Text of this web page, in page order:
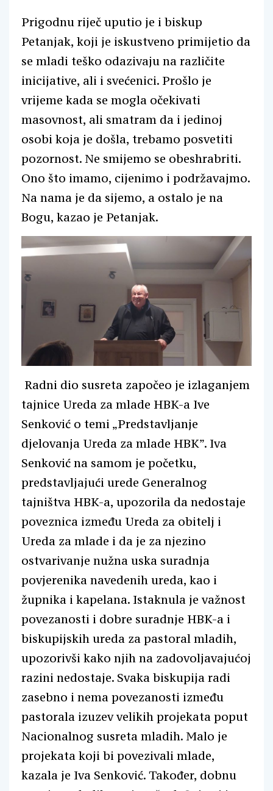
Prigodnu riječ uputio je i biskup
Petanjak, koji je iskustveno primijetio da
se mladi teško odazivaju na različite
inicijative, ali i svećenici. Prošlo je
vrijeme kada se mogla očekivati
masovnost, ali smatram da i jedinoj
osobi koja je došla, trebamo posvetiti
pozornost. Ne smijemo se obeshrabriti.
Ono što imamo, cijenimo i podržavajmo.
Na nama je da sijemo, a ostalo je na
Bogu, kazao je Petanjak.
Radni dio susreta započeo je izlaganjem
tajnice Ureda za mlade HBK-a Ive
Senković o temi „Predstavljanje
djelovanja Ureda za mlade HBK”. Iva
Senković na samom je početku,
predstavljajući urede Generalnog
tajništva HBK-a, upozorila da nedostaje
poveznica između Ureda za obitelj i
Ureda za mlade i da je za njezino
ostvarivanje nužna uska suradnja
povjerenika navedenih ureda, kao i
župnika i kapelana. Istaknula je važnost
povezanosti i dobre suradnje HBK-a i
biskupijskih ureda za pastoral mladih,
upozorivši kako njih na zadovoljavajućoj
razini nedostaje. Svaka biskupija radi
zasebno i nema povezanosti između
pastorala izuzev velikih projekata poput
Nacionalnog susreta mladih. Malo je
projekata koji bi povezivali mlade,
kazala je Iva Senković. Također, dobnu